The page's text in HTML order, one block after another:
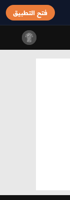
فتح التطبيق